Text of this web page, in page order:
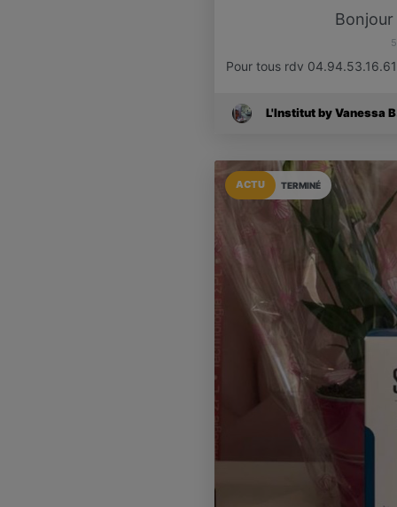
Pour tous rdv
L'Institut by Vanessa
TERMINÉ
ACTU